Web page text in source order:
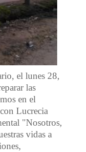
el lunes 28,
las
en el
Lucrecia
"Nosotros,
vidas a